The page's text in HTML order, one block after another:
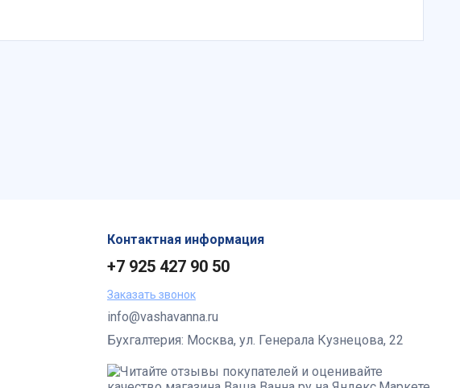
Контактная информация
+7 925 427 90 50
Заказать звонок
info@vashavanna.ru
Бухгалтерия: Москва, ул. Генерала Кузнецова, 22